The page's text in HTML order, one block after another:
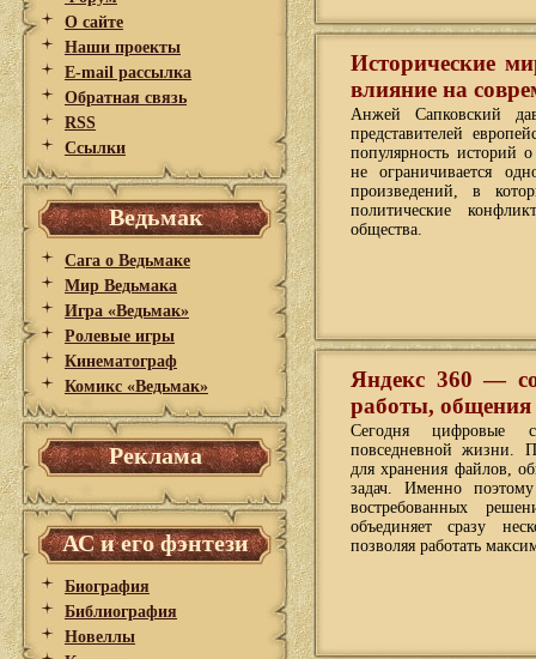
О сайте
Наши проекты
E-mail рассылка
Обратная связь
RSS
Ссылки
Ведьмак
Сага о Ведьмаке
Мир Ведьмака
Игра «Ведьмак»
Ролевые игры
Кинематограф
Комикс «Ведьмак»
Реклама
АС и его фэнтези
Биография
Библиография
Новеллы
Исторические
влияние на
Анжей Сапковский
представителей
популярность историй
не ограничивается
произведений, в
политические
общества.
Яндекс 360 —
работы,
Сегодня цифровые
повседневной жизни.
для хранения файлов,
задач. Именно
востребованных
объединяет сразу
позволяя работать